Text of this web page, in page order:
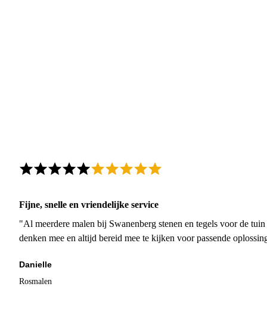
Fijne, snelle en vriendelijke service
"Al meerdere malen bij Swanenberg stenen en tegels voor de
denken mee en altijd bereid mee te kijken voor passende
Danielle
Rosmalen